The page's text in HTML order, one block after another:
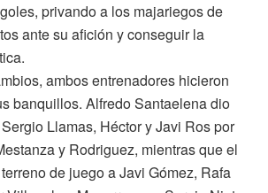
privando a los majariegos de
ante su afición y conseguir la
ambos entrenadores hicieron
banquillos. Alfredo Santaelena dio
Llamas, Héctor y Javi Ros por
y Rodriguez, mientras que el
de juego a Javi Gómez, Rafa